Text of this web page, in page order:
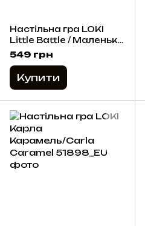
Настільна гра LOKI
Little Battle / Маленька
битва
549 грн
Купити